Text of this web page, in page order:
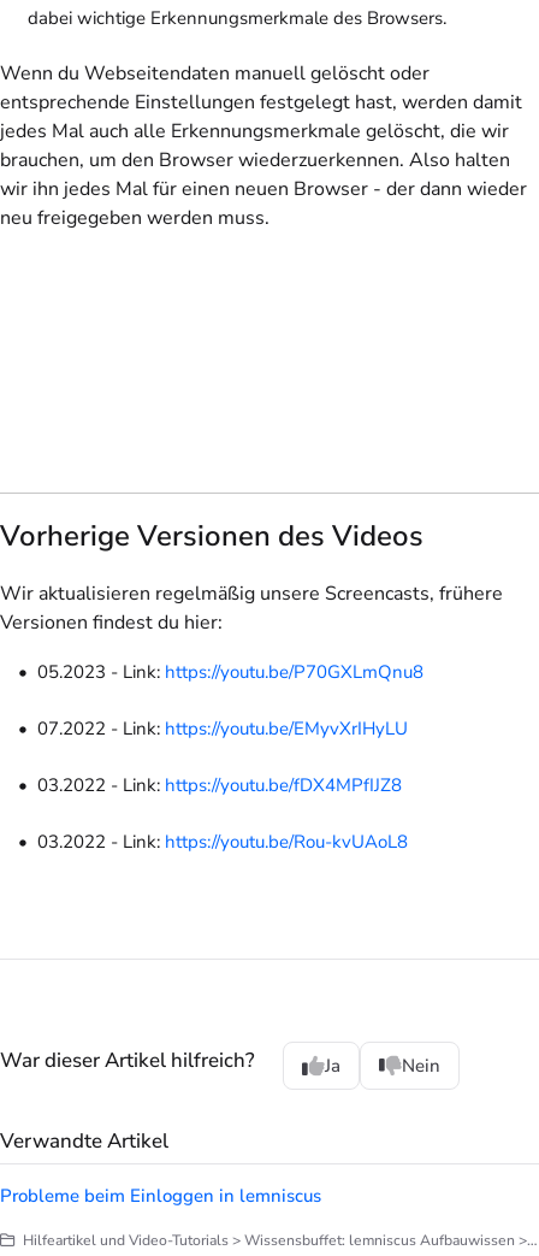
dabei wichtige Erkennungsmerkmale des Browsers.
Wenn du Webseitendaten manuell gelöscht oder
entsprechende Einstellungen festgelegt hast, werden damit
jedes Mal auch alle Erkennungsmerkmale gelöscht, die wir
brauchen, um den Browser wiederzuerkennen. Also halten
wir ihn jedes Mal für einen neuen Browser - der dann wieder
neu freigegeben werden muss.
Vorherige Versionen des Videos
Wir aktualisieren regelmäßig unsere Screencasts, frühere
Versionen findest du hier:
05.2023 - Link: https://youtu.be/P70GXLmQnu8
07.2022 - Link: https://youtu.be/EMyvXrIHyLU
03.2022 - Link: https://youtu.be/fDX4MPfIJZ8
03.2022 - Link: https://youtu.be/Rou-kvUAoL8
War dieser Artikel hilfreich? Ja Nein
Verwandte Artikel
Probleme beim Einloggen in lemniscus
Hilfeartikel und Video-Tutorials > Wissensbuffet: lemniscus Aufbauwissen > Sicherheit